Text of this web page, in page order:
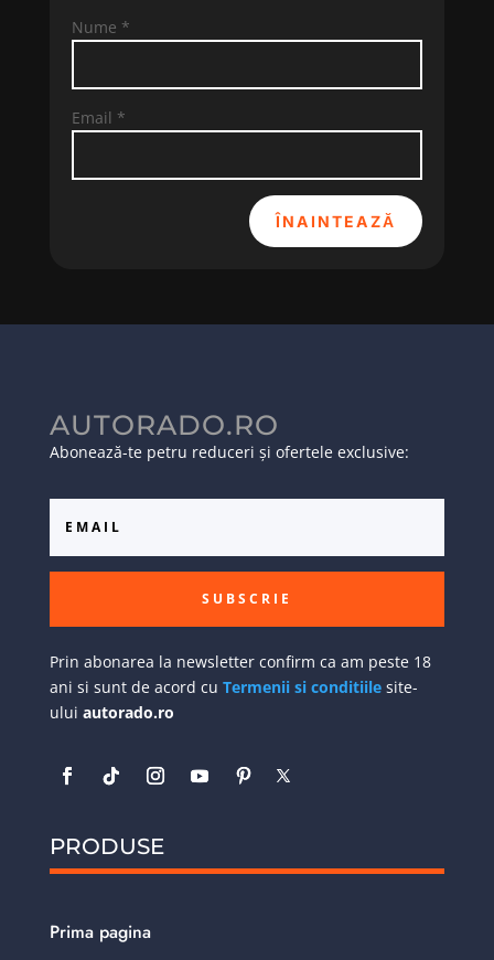
Nume *
Email *
ÎNAINTEAZĂ
AUTORADO.RO
Abonează-te petru reduceri și ofertele exclusive:
SUBSCRIE
Prin abonarea la newsletter confirm ca am peste 18
ani si sunt de acord cu Termenii si conditiilesite-
ului autorado.ro
PRODUSE
Prima pagina